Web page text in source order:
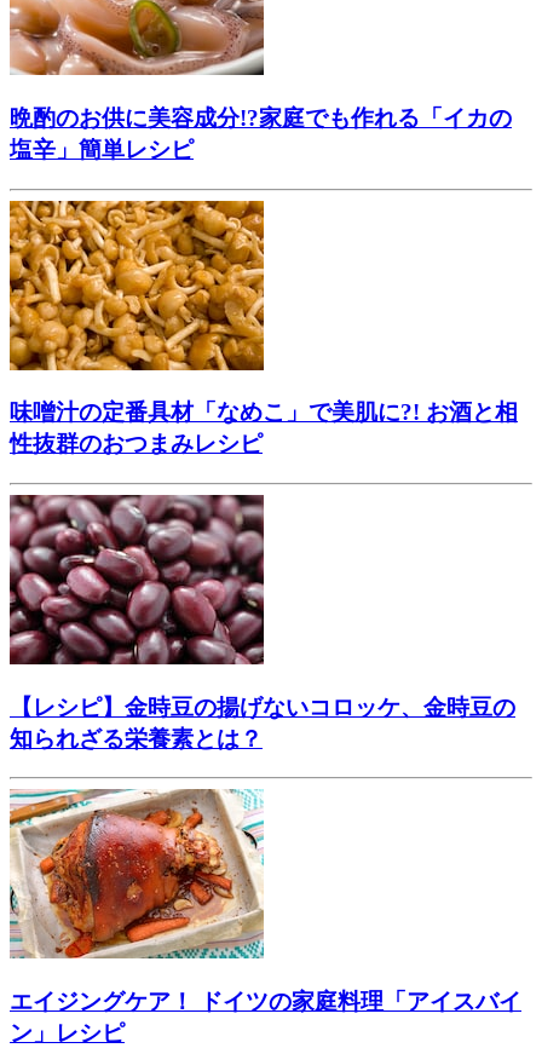
晩酌のお供に美容成分!?家庭でも作れる「イカの
塩辛」簡単レシピ
味噌汁の定番具材「なめこ」で美肌に?! お酒と相
性抜群のおつまみレシピ
【レシピ】金時豆の揚げないコロッケ、金時豆の
知られざる栄養素とは？
エイジングケア！ ドイツの家庭料理「アイスバイ
ン」レシピ